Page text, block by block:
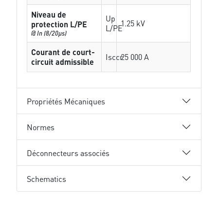
Niveau de
protection L/PE
@ In (8/20µs)
Up
L/PE1.25 kV
Courant de court-
circuit admissible
Isccr25 000 A
Propriétés Mécaniques
Normes
Déconnecteurs associés
Schematics